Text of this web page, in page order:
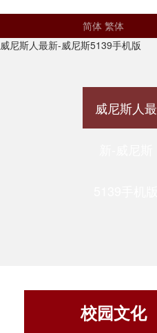
简体 繁体
威尼斯人最新-威尼斯5139手机版
威尼斯人最
校园文化